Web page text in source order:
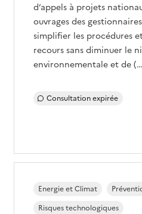
d’appels à projets
ouvrages des
simplifier les procédures
recours sans diminuer le
environnementale et de
Consultation expirée
Energie et Climat
Risques technologiques